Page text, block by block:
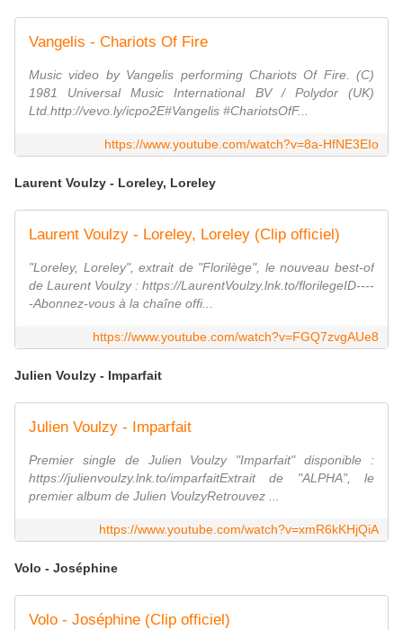
Vangelis - Chariots Of Fire
Music video by Vangelis performing Chariots Of Fire. (C)
1981 Universal Music International BV / Polydor (UK)
Ltd.http://vevo.ly/icpo2E#Vangelis #ChariotsOfF...
https://www.youtube.com/watch?v=8a-HfNE3EIo
Laurent Voulzy - Loreley, Loreley
Laurent Voulzy - Loreley, Loreley (Clip officiel)
"Loreley, Loreley", extrait de "Florilège", le nouveau best-of
de Laurent Voulzy : https://LaurentVoulzy.lnk.to/florilegeID----
-Abonnez-vous à la chaîne offi...
https://www.youtube.com/watch?v=FGQ7zvgAUe8
Julien Voulzy - Imparfait
Julien Voulzy - Imparfait
Premier single de Julien Voulzy "Imparfait" disponible :
https://julienvoulzy.lnk.to/imparfaitExtrait de "ALPHA", le
premier album de Julien VoulzyRetrouvez ...
https://www.youtube.com/watch?v=xmR6kKHjQiA
Volo - Joséphine
Volo - Joséphine (Clip officiel)